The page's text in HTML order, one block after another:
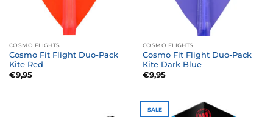
COSMO FLIGHTS
Cosmo Fit Flight Duo-Pack
Kite Red
€9,95
COSMO FLIGHTS
Cosmo Fit Flight Duo-Pack
Kite Dark Blue
€9,95
SALE